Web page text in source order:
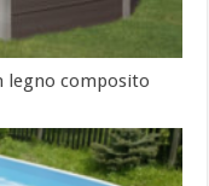
legno composito